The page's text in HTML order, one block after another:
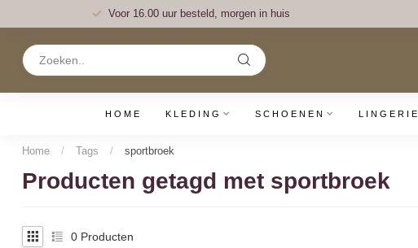
Voor 16.00 uur besteld, morgen in huis
HOME KLEDING SCHOENEN LINGERIE
Home / Tags / sportbroek
Producten getagd met sportbroek
0 Producten